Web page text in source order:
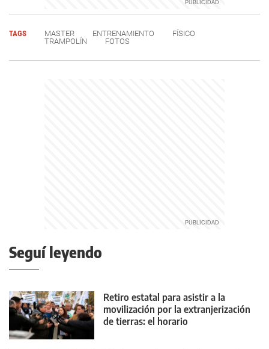
TAGS MASTER ENTRENAMIENTO
FÍSICO
TRAMPOLÍN
FOTOS
Seguí leyendo
Retiro estatal para asistir a la
movilización por la extranjerización
de tierras: el horario